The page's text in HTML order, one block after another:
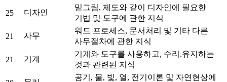
25 디자인
밑그림, 제도와 같이 디자인에 필요한
기법 및 도구에 관한 지식
21 사무
워드 프로세스, 문서처리 및 기타 다른
사무절차에 관한 지식
21 기계
기계와 도구를 사용하고, 수리.유지하는
것과 관련된 지식
공기, 물, 빛, 열, 전기이론 및 자연현상에